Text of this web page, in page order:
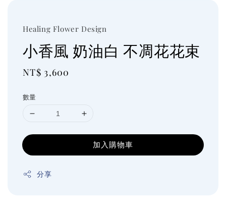
Healing Flower Design
小香風 奶油白 不凋花花束
Regular
NT$ 3,600
數量
加入購物車
分享